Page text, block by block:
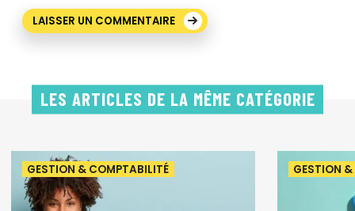
LES ARTICLES DE LA MÊME CATÉGORIE
GESTION & COMPTABILITÉ GESTION